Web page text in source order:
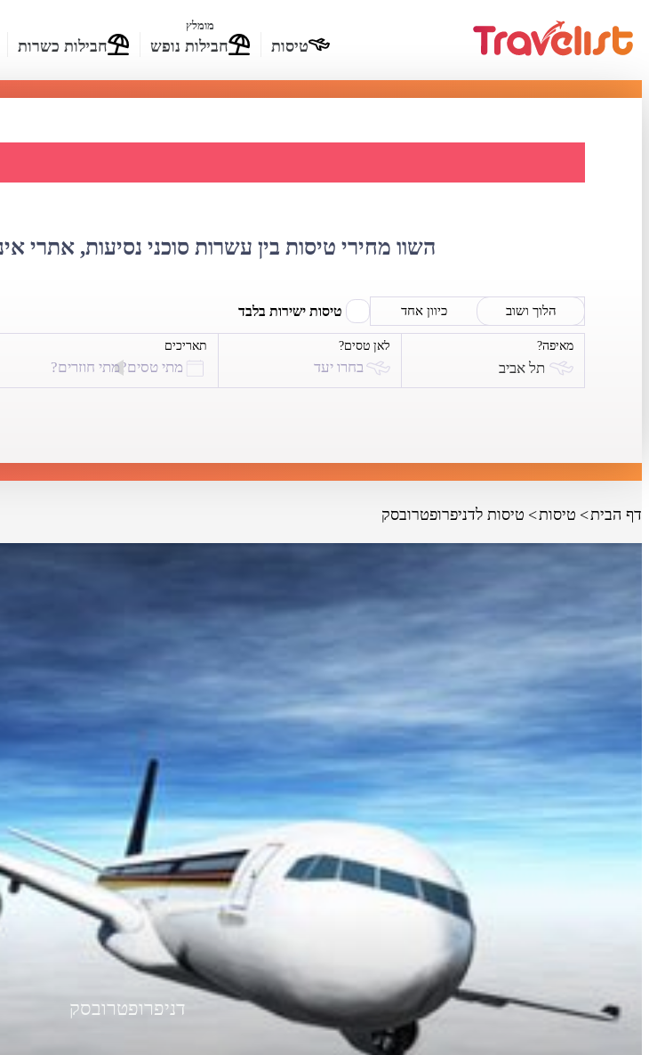
טיסות
מומלץ
חבילות נופש חבילות כשרות
השוו מחירי טיסות בין עשרות סוכני נסיעות, אתרי
הלוך ושוב כיוון אחד טיסות ישירות בלבד
מאיפה?
תל אביב
לאן טסים?
בחרו יעד
תאריכים
מתי טסים?מתי חוזרים?
דף הבית טיסות טיסות לדניפרופטרובסק
דניפרופטרובסק